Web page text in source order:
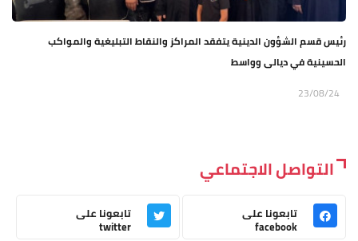
رئيس قسم الشؤون الدينية يتفقد المراكز والنقاط التبليغية والمواكب
الحسينية في ديالى وواسط
23/08/24
التواصل الاجتماعي
تابعونا على
facebook
تابعونا على
twitter